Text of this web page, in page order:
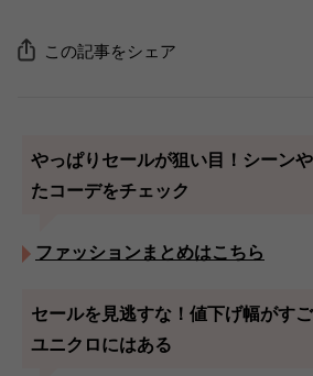
この記事をシェア
やっぱりセールが狙い目！シーン
たコーデをチェック
ファッションまとめはこちら
セールを見逃すな！値下げ幅がす
ユニクロにはある